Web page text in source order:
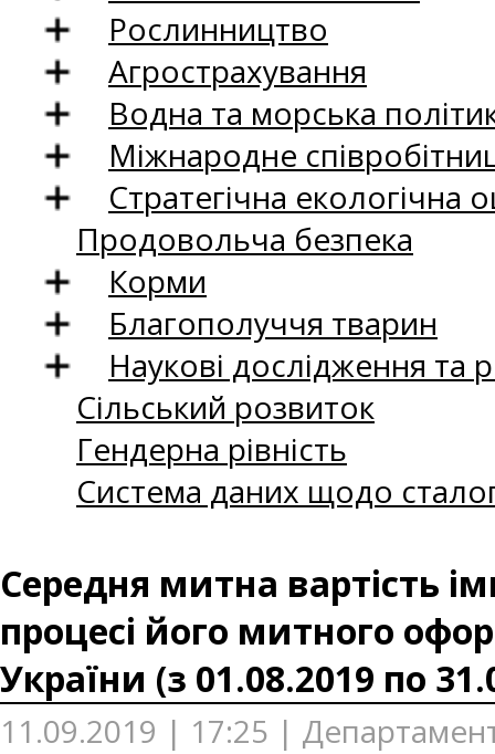
Рослинництво
Агрострахування
Водна та морська
Міжнародне
Стратегічна екологічна
Продовольча безпека
Корми
Благополуччя тварин
Наукові дослідження та
Сільський розвиток
Гендерна рівність
Система даних щодо
Середня митна вартість
процесі його митного
України (з 01.08.2019 по
11.09.2019 | 17:25 |